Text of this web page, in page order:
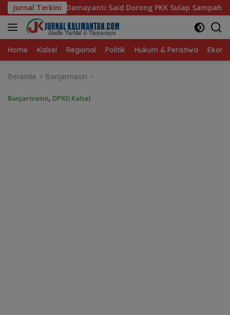
Langsung
ke
konten
Jurnal Terkini
Dorong PKK Sulap Sampah Jadi Sumber Penghasilan
Home Kalsel Regional Politik Hukum & Peristiwa
Beranda Banjarmasin
Banjarmasin, DPRD Kalsel